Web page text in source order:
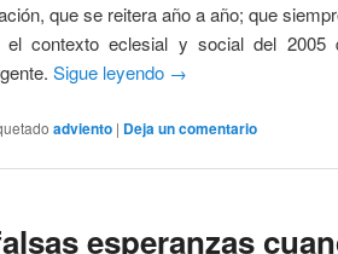
que se reitera año a año; que
contexto eclesial y social del 2005
Sigue leyendo →
adviento | Deja un comentario
esperanzas